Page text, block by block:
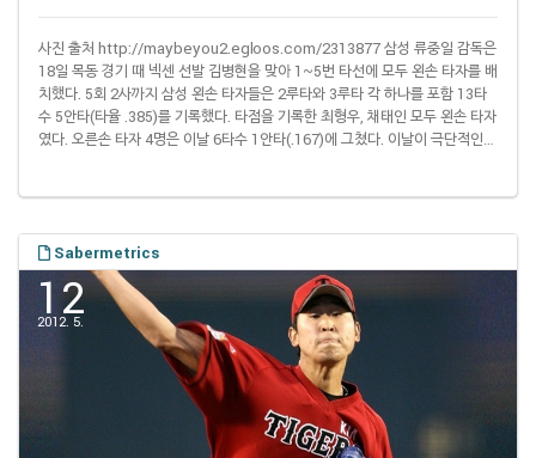
사진 출처 http://maybeyou2.egloos.com/2313877 삼성 류중일 감독은
18일 목동 경기 때 넥센 선발 김병현을 맞아 1~5번 타선에 모두 왼손 타자를 배
치했다. 5회 2사까지 삼성 왼손 타자들은 2루타와 3루타 각 하나를 포함 13타
수 5안타(타율 .385)를 기록했다. 타점을 기록한 최형우, 채태인 모두 왼손 타자
였다. 오른손 타자 4명은 이날 6타수 1안타(.167)에 그쳤다. 이날이 극단적인
어느 정도일까. 아래는 2009~2011시즌 좌우..
Sabermetrics
12
2012. 5.